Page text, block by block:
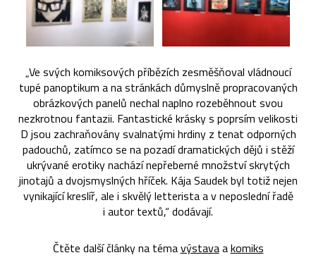
„Ve svých komiksových příbězích zesměšňoval vládnoucí
tupé panoptikum a na stránkách důmyslně propracovaných
obrázkových panelů nechal naplno rozeběhnout svou
nezkrotnou fantazii. Fantastické krásky s poprsím velikosti
D jsou zachraňovány svalnatými hrdiny z tenat odporných
padouchů, zatímco se na pozadí dramatických dějů i stěží
ukrývané erotiky nachází nepřeberné množství skrytých
jinotajů a dvojsmyslných hříček. Kája Saudek byl totiž nejen
vynikající kreslíř, ale i skvělý letterista a v neposlední řadě
i autor textů,“ dodávají.
Čtěte další články na témavýstavaakomiks